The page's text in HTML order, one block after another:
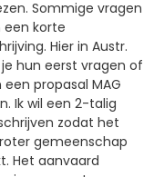
Sommige vragen
een korte
Hier in Austr.
hun eerst vragen of
een propasal MAG
Ik wil een 2-talig
zodat het
gemeenschap
Het aanvaard